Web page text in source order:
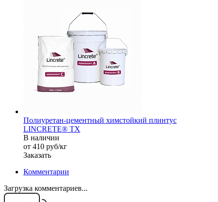
Полиуретан-цементный химстойкий плинтус
LINCRETE® TX
В наличии
от 410 руб/кг
Заказать
Комментарии
Загрузка комментариев...